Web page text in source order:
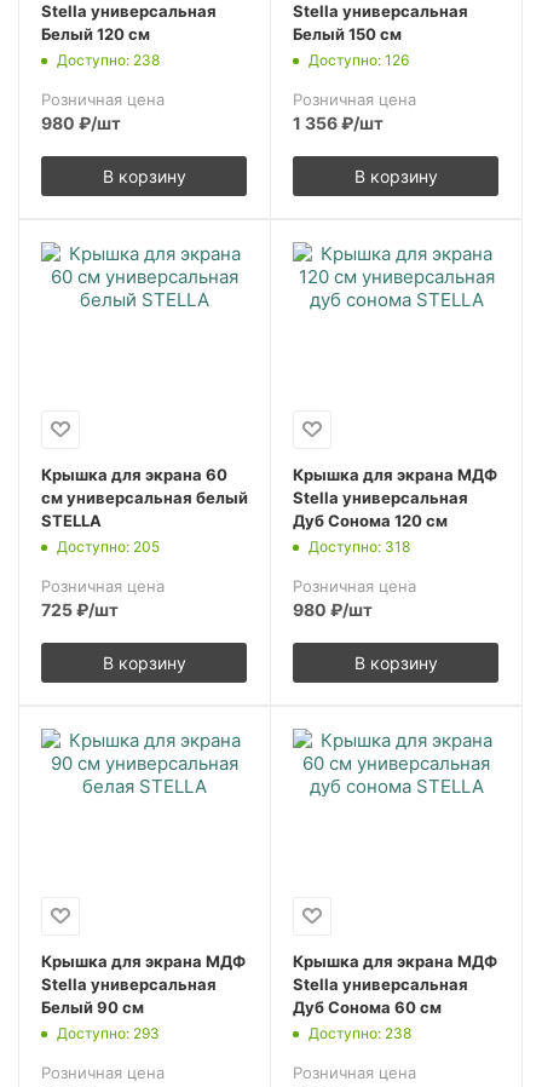
Stella универсальная
Белый 120 см
Доступно: 238
Розничная цена
980 ₽/шт
В корзину
Stella универсальная
Белый 150 см
Доступно: 126
Розничная цена
1 356₽/шт
В корзину
Крышка для экрана 60
см универсальная белый
STELLA
Доступно: 205
Розничная цена
725₽/шт
В корзину
Крышка для экрана МДФ
Stella универсальная
Дуб Сонома 120 см
Доступно: 318
Розничная цена
980 ₽/шт
В корзину
Крышка для экрана МДФ
Stella универсальная
Белый 90 см
Доступно: 293
Розничная цена
Крышка для экрана МДФ
Stella универсальная
Дуб Сонома 60 см
Доступно: 238
Розничная цена